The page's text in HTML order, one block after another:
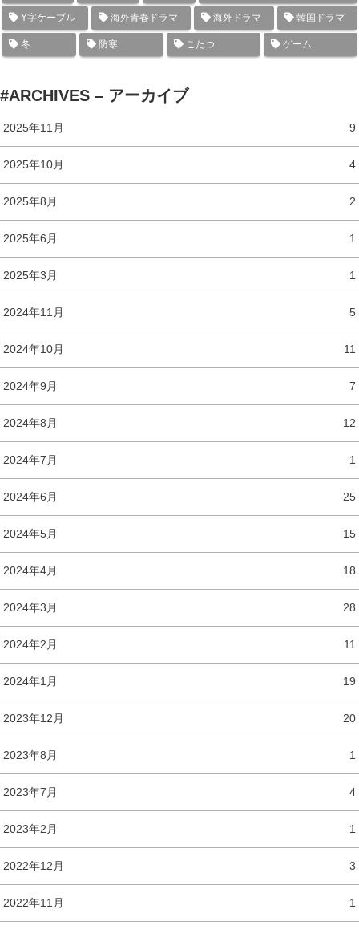
Y字ケーブル 海外青春ドラマ 海外ドラマ 韓国ドラマ
冬 防寒 こたつ ゲーム
#ARCHIVES – アーカイブ
2025年11月 9
2025年10月 4
2025年8月 2
2025年6月 1
2025年3月 1
2024年11月 5
2024年10月 11
2024年9月 7
2024年8月 12
2024年7月 1
2024年6月 25
2024年5月 15
2024年4月 18
2024年3月 28
2024年2月 11
2024年1月 19
2023年12月 20
2023年8月 1
2023年7月 4
2023年2月 1
2022年12月 3
2022年11月 1